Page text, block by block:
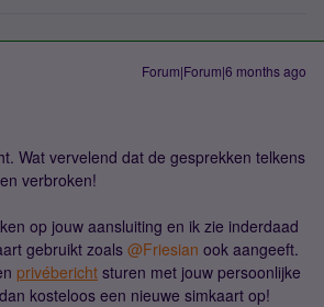
Forum|Forum|6 months ago
Wat vervelend dat de gesprekken telkens
verbroken!
op jouw aansluiting en ik zie inderdaad
gebruikt zoals @Friesian ook aangeeft.
privébericht sturen met jouw persoonlijke
kosteloos een nieuwe simkaart op!